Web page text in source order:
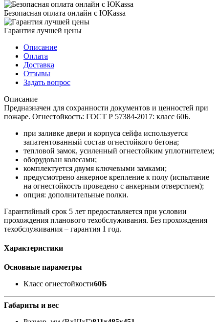
Безопасная оплата онлайн с ЮKassa
Гарантия лучшей цены
Описание
Оплата
Доставка
Отзывы
Задать вопрос
Описание
Предназначен для сохранности документов и ценностей при
пожаре. Огнестойкость: ГОСТ Р 57384-2017: класс 60Б.
при заливке двери и корпуса сейфа используется
запатентованный состав огнестойкого бетона;
тепловой замок, усиленный огнестойким уплотнителем;
оборудован колесами;
комплектуется двумя ключевыми замками;
предусмотрено анкерное крепление к полу (испытание
на огнестойкость проведено с анкерным отверстием);
опция: дополнительные полки.
Гарантийный срок 5 лет предоставляется при условии
прохождения планового техобслуживания. Без прохождения
техобслуживания – гарантия 1 год.
Характеристики
Основные параметры
Класс огнестойкости60Б
Габариты и вес